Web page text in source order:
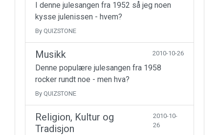
I denne julesangen fra 1952 så jeg noen
kysse julenissen - hvem?
By QUIZSTONE
Musikk 2010-10-26
Denne populære julesangen fra 1958
rocker rundt noe - men hva?
By QUIZSTONE
Religion, Kultur og
Tradisjon
2010-10-
26